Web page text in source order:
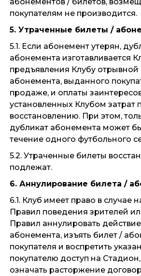
покупателям не производится.
5. Утраченные билеты /
5.1. Если абонемент утерян,
абонемента изготавливается
предъявления Клубу отрывной
абонемента, выданного
продаже, и оплаты
установленных Клубом затрат
восстановлению. При этом,
дубликат абонемента может
течение одного футбольного
5.2. Утраченные билеты
подлежат.
6. Аннулирование билета /
6.1. Клуб имеет право в случае
Правил поведения зрителей
Правил аннулировать
абонемента, изъять билет /
покупателя и воспретить
покупателю доступ на
означать расторжение